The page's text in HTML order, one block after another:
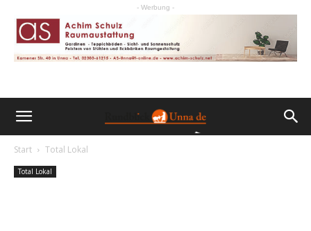
- Werbung -
Start Total Lokal
Total Lokal